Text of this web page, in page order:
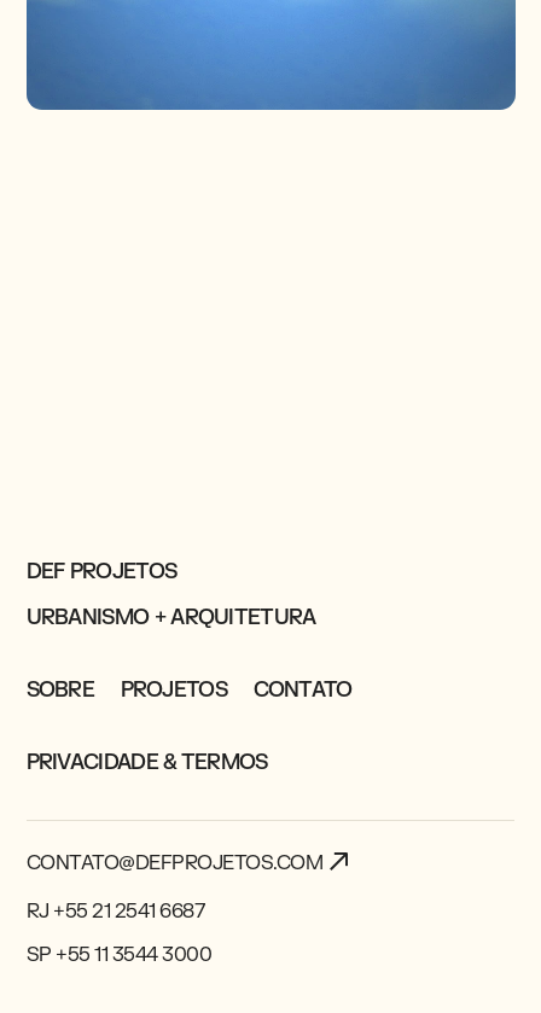
DEF PROJETOS
URBANISMO + ARQUITETURA
SOBRE PROJETOS CONTATO
PRIVACIDADE & TERMOS
CONTATO@DEFPROJETOS.COM
RJ +55 21 2541 6687
SP +55 11 3544 3000